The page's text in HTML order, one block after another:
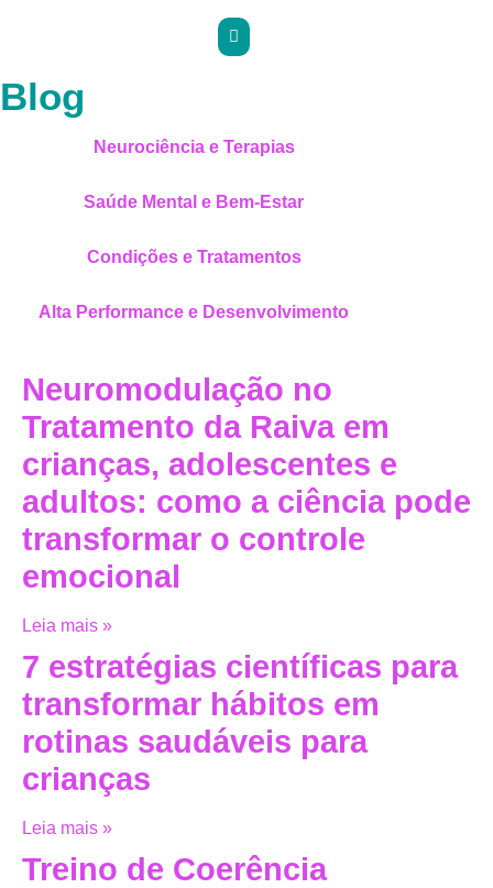
Blog
Neurociência e Terapias
Saúde Mental e Bem-Estar
Condições e Tratamentos
Alta Performance e Desenvolvimento
Neuromodulação no
Tratamento da Raiva em
crianças, adolescentes e
adultos: como a ciência pode
transformar o controle
emocional
Leia mais »
7 estratégias científicas para
transformar hábitos em
rotinas saudáveis para
crianças
Leia mais »
Treino de Coerência